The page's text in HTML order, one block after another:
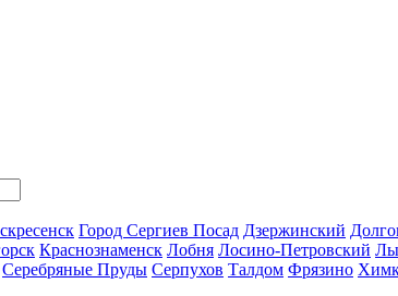
Город Сергиев Посад Дзержинский
Краснознаменск Лобня Лосино-Петровский
Серебряные Пруды Серпухов Талдом Фрязино